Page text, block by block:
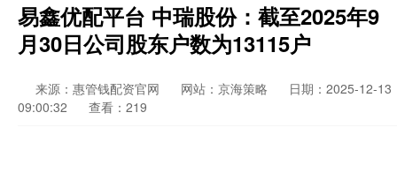
易鑫优配平台 中瑞股份：截至2025年9
月30日公司股东户数为13115户
来源：惠管钱配资官网 网站：京海策略
日期：2025-12-13
09:00:32
查看：219